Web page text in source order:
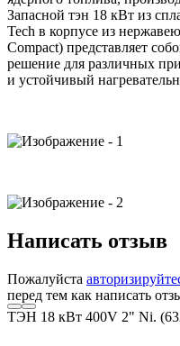
Запасной тэн 18 кВт из
Tech в корпусе из
Compact) представляет
решение для различных
и устойчивый
Написать отзыв
Пожалуйста
перед тем как написать
ТЭН 18 кВт 400V 2" Ni.